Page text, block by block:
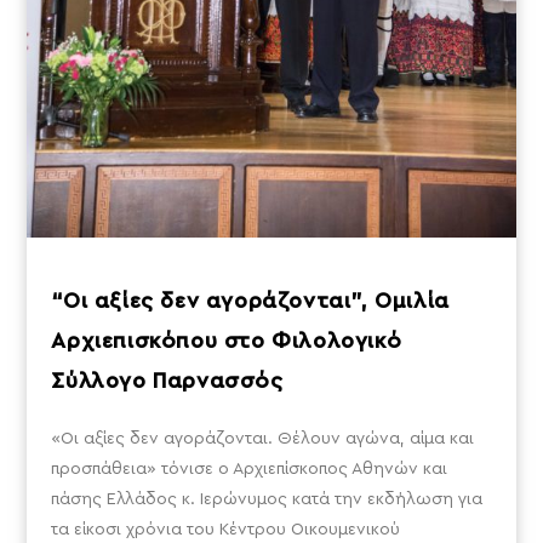
“Οι αξίες δεν αγοράζονται”, Ομιλία
Αρχιεπισκόπου στο Φιλολογικό
Σύλλογο Παρνασσός
«Οι αξίες δεν αγοράζονται. Θέλουν αγώνα, αίμα και
προσπάθεια» τόνισε ο Αρχιεπίσκοπος Αθηνών και
πάσης Ελλάδος κ. Ιερώνυμος κατά την εκδήλωση για
τα είκοσι χρόνια του Κέντρου Οικουμενικού